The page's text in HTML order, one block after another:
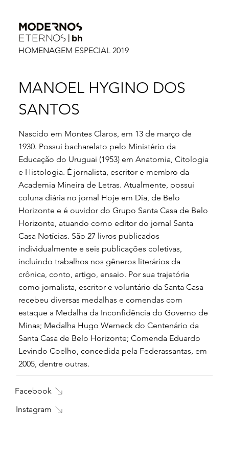
HOMENAGEM ESPECIAL 2019
MANOEL HYGINO DOS
SANTOS
Nascido em Montes Claros, em 13 de março de
1930. Possui bacharelato pelo Ministério da
Educação do Uruguai (1953) em Anatomia, Citologia
e Histologia. É jornalista, escritor e membro da
Academia Mineira de Letras. Atualmente, possui
coluna diária no jornal Hoje em Dia, de Belo
Horizonte e é ouvidor do Grupo Santa Casa de Belo
Horizonte, atuando como editor do jornal Santa
Casa Notícias. São 27 livros publicados
individualmente e seis publicações coletivas,
incluindo trabalhos nos gêneros literários da
crônica, conto, artigo, ensaio. Por sua trajetória
como jornalista, escritor e voluntário da Santa Casa
recebeu diversas medalhas e comendas com
estaque a Medalha da Inconfidência do Governo de
Minas; Medalha Hugo Werneck do Centenário da
Santa Casa de Belo Horizonte; Comenda Eduardo
Levindo Coelho, concedida pela Federassantas, em
2005, dentre outras.
Facebook
Instagram